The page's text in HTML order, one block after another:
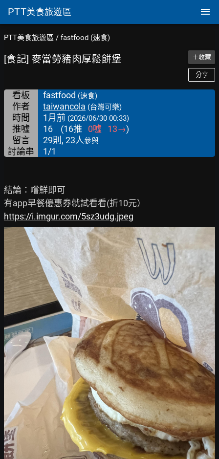
PTT美食旅遊區
PTT美食旅遊區 / fastfood (速食)
[食記] 麥當勞豬肉厚鬆餅堡 ＋收藏
分享
看板 fastfood (速食)
作者 taiwancola (台灣可樂)
時間 1月前 (2026/06/30 00:33)
推噓 16 (16推 0噓 13→)
留言
29則, 23人參與
討論串 1/1
結論：嚐鮮即可
https://i.imgur.com/5sz3udg.jpeg